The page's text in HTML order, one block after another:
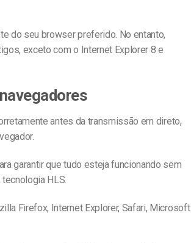
do seu browser preferido. No entanto,
exceto com o Internet Explorer 8 e
antes da transmissão em direto,
garantir que tudo esteja funcionando sem
HLS.
Firefox, Internet Explorer, Safari, Microsoft